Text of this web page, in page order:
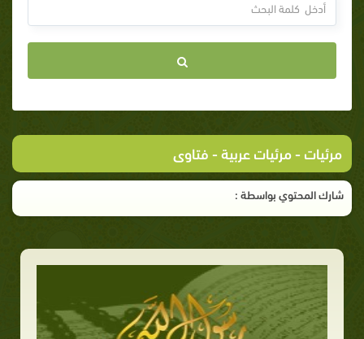
مرئيات -مرئيات عربية- فتاوى
شارك المحتوي بواسطة :